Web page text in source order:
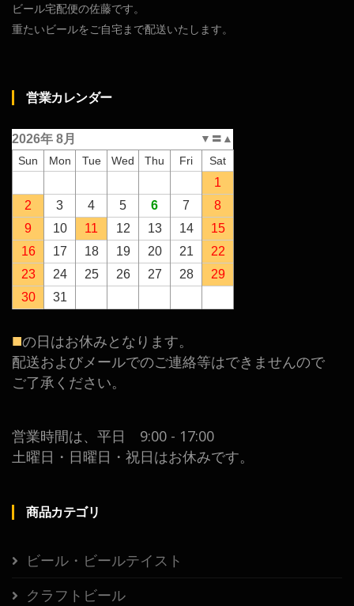
ビール宅配便の佐藤です。
重たいビールをご自宅まで配送いたします。
営業カレンダー
▲
〓
▼
2026年 8月
Sun Mon Tue Wed Thu Fri Sat
1
2
3 4 5 6 7
8
9
10 11 12 13 14
15
16
17 18 19 20 21
22
23
24 25 26 27 28
29
30
31
■の日はお休みとなります。
配送およびメールでのご連絡等はできませんので
ご了承ください。
営業時間は、平日 9:00 - 17:00
土曜日・日曜日・祝日はお休みです。
商品カテゴリ
ビール・ビールテイスト
クラフトビール